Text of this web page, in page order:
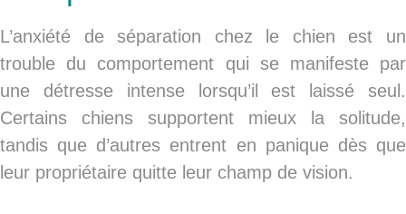
L’anxiété de séparation chez le chien est un
trouble du comportement qui se manifeste par
une détresse intenselorsqu’il est laissé seul.
Certains chiens supportent mieux la solitude,
tandis que d’autres entrent en panique dès que
leur propriétaire quitte leur champ de vision.